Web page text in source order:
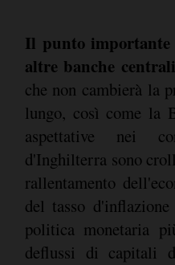
Il punto importante
altre banche centrali
che non cambierà la
lungo, così come la
aspettative nei
d'Inghilterra sono
rallentamento
del tasso
politica monetaria
deflussi di capitali